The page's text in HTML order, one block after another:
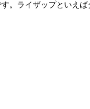
。ライザップといえ